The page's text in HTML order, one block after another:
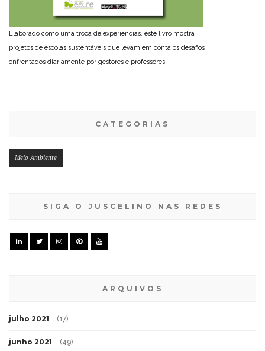
Elaborado como uma troca de experiências, este livro mostra
projetos de escolas sustentáveis que levam em conta os desafios
enfrentados diariamente por gestores e professores.
CATEGORIAS
Meio Ambiente
SIGA O JUSCELINO NAS REDES
ARQUIVOS
julho 2021 (17)
junho 2021 (49)